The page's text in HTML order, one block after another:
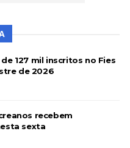
127 mil inscritos no Fies
de 2026
recebem
sexta